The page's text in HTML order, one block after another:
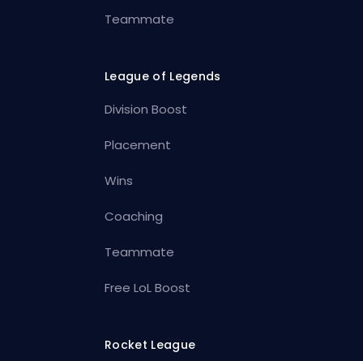
Teammate
League of Legends
Division Boost
Placement
Wins
Coaching
Teammate
Free LoL Boost
Rocket League